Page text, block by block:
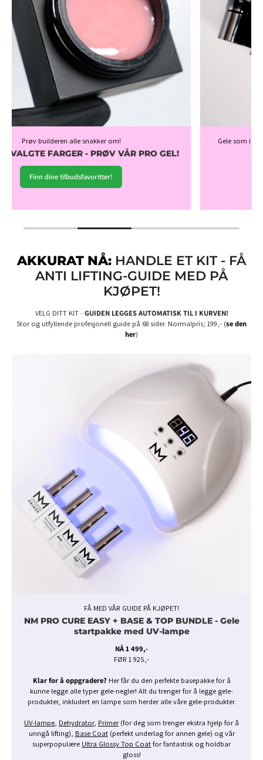
Gele som ikke flyter ut og er enkel å bruke - prøv den til superpris!
55% PÅ UTVALGTE ACRYLGEL
Oppdag tilbudene!
AKKURAT NÅ: HANDLE ET KIT - FÅ
ANTI LIFTING-GUIDE MED PÅ
KJØPET!
VELG DITT KIT -GUIDEN LEGGES AUTOMATISK TIL I KURVEN!
Stor og utfyllende profesjonell guide på 68 sider. Normalpris; 199,- (se den
her)
FÅ MED VÅR GUIDE PÅ KJØPET!
NM PRO CURE EASY + BASE & TOP BUNDLE - Gele
startpakke med UV-lampe
NÅ 1 499,-
FØR 1 925,-
Klar for å oppgradere? Her får du den perfekte basepakke for å
kunne legge alle typer gele-negler! Alt du trenger for å legge gele-
produkter, inkludert en lampe som herder alle våre gele-produkter.
UV-lampe, Dehydrator, Primer(for deg som trenger ekstra hjelp for å
unngå lifting), Base Coat(perfekt underlag for annen gele) og vår
superpopulære Ultra Glossy Top Coatfor fantastisk og holdbar
gloss!